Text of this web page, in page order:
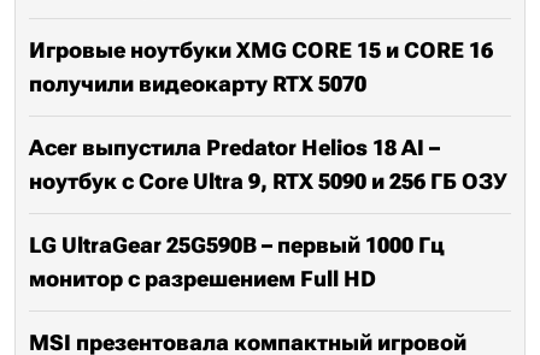
Игровые ноутбуки XMG CORE 15 и CORE 16
получили видеокарту RTX 5070
Acer выпустила Predator Helios 18 AI –
ноутбук с Core Ultra 9, RTX 5090 и 256 ГБ ОЗУ
LG UltraGear 25G590B – первый 1000 Гц
монитор с разрешением Full HD
MSI презентовала компактный игровой